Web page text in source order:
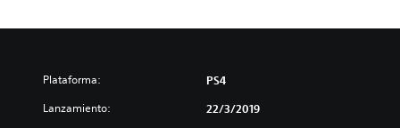
Plataforma: PS4
Lanzamiento: 22/3/2019